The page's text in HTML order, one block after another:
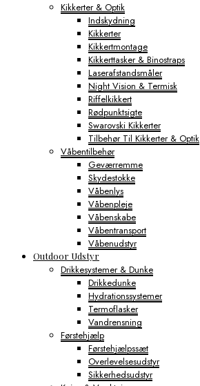
Kikkerter & Optik
Indskydning
Kikkerter
Kikkertmontage
Kikkerttasker & Binostraps
Laserafstandsmåler
Night Vision & Termisk
Riffelkikkert
Rødpunktsigte
Swarovski Kikkerter
Tilbehør Til Kikkerter & Optik
Våbentilbehør
Geværremme
Skydestokke
Våbenlys
Våbenpleje
Våbenskabe
Våbentransport
Våbenudstyr
Outdoor Udstyr
Drikkesystemer & Dunke
Drikkedunke
Hydrationssystemer
Termoflasker
Vandrensning
Førstehjælp
Førstehjælpssæt
Overlevelsesudstyr
Sikkerhedsudstyr